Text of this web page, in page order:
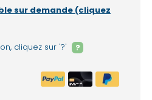
sur demande (cliquez
cliquez sur '?'
?